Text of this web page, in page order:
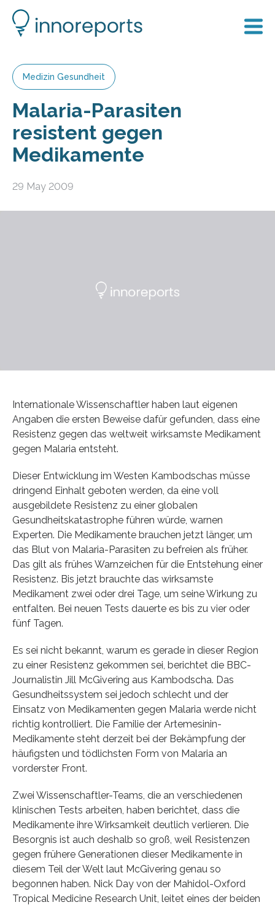
Medizin Gesundheit
Malaria-Parasiten
resistent gegen
Medikamente
29 May 2009
Internationale Wissenschaftler haben laut eigenen
Angaben die ersten Beweise dafür gefunden, dass eine
Resistenz gegen das weltweit wirksamste Medikament
gegen Malaria entsteht.
Dieser Entwicklung im Westen Kambodschas müsse
dringend Einhalt geboten werden, da eine voll
ausgebildete Resistenz zu einer globalen
Gesundheitskatastrophe führen würde, warnen
Experten. Die Medikamente brauchen jetzt länger, um
das Blut von Malaria-Parasiten zu befreien als früher.
Das gilt als frühes Warnzeichen für die Entstehung einer
Resistenz. Bis jetzt brauchte das wirksamste
Medikament zwei oder drei Tage, um seine Wirkung zu
entfalten. Bei neuen Tests dauerte es bis zu vier oder
fünf Tagen.
Es sei nicht bekannt, warum es gerade in dieser Region
zu einer Resistenz gekommen sei, berichtet die BBC-
Journalistin Jill McGivering aus Kambodscha. Das
Gesundheitssystem sei jedoch schlecht und der
Einsatz von Medikamenten gegen Malaria werde nicht
richtig kontrolliert. Die Familie der Artemesinin-
Medikamente steht derzeit bei der Bekämpfung der
häufigsten und tödlichsten Form von Malaria an
vorderster Front.
Zwei Wissenschaftler-Teams, die an verschiedenen
klinischen Tests arbeiten, haben berichtet, dass die
Medikamente ihre Wirksamkeit deutlich verlieren. Die
Besorgnis ist auch deshalb so groß, weil Resistenzen
gegen frühere Generationen dieser Medikamente in
diesem Teil der Welt laut McGivering genau so
begonnen haben. Nick Day von der Mahidol-Oxford
Tropical Medicine Research Unit, leitet eines der beiden